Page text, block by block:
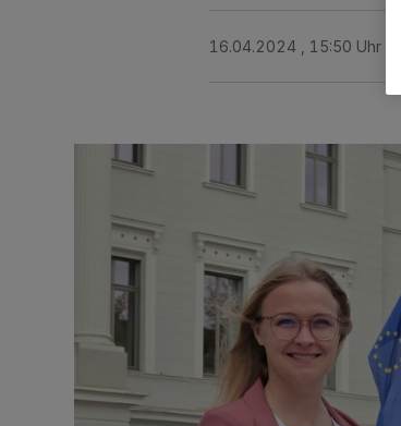
16.04.2024 , 15:50 Uhr